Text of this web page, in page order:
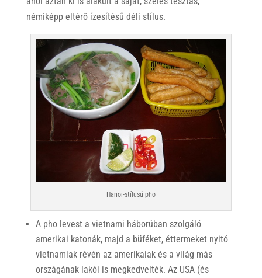
némiképp eltérő ízesítésű déli stílus.
Hanoi-stílusú pho
A pho levest a vietnami háborúban szolgáló
amerikai katonák, majd a büféket, éttermeket nyitó
vietnamiak révén az amerikaiak és a világ más
országának lakói is megkedvelték. Az USA (és